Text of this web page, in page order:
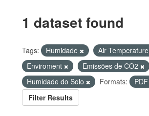
1 dataset found
Tags: Humidade
Air Temperature
Enviroment
Emissões de CO2
Humidade do Solo
Formats:
PDF
Filter Results